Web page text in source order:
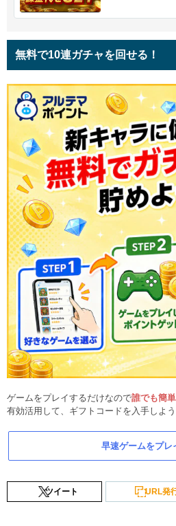
無料で10連ガチャを回せる！
ゲームをプレイするだけなので誰でも簡
有効活用して、ギフトコードを入手しよう
早速ゲームをプレ
ツイート URL発